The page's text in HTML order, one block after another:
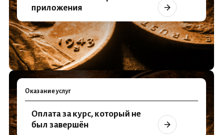
приложения
Оказание услуг
Оплата за курс, который не
был завершён